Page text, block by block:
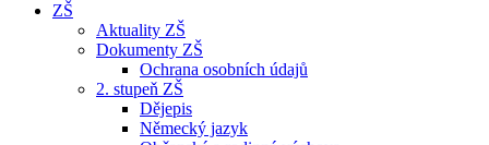
ZŠ
Aktuality ZŠ
Dokumenty ZŠ
Ochrana osobních údajů
2. stupeň ZŠ
Dějepis
Německý jazyk